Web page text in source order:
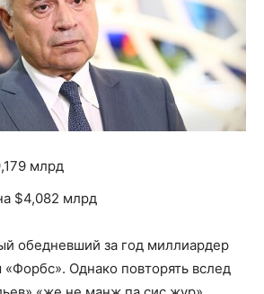
млрд
$4,082 млрд
обедневший за год миллиардер
Однако повторять вслед